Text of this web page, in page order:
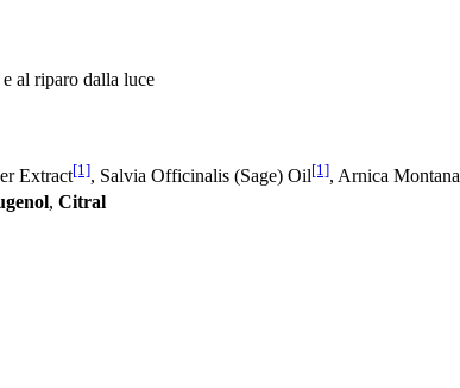
al riparo dalla luce
Extract[1], Salvia Officinalis (Sage) Oil[1], Arnica Montana
, Citral